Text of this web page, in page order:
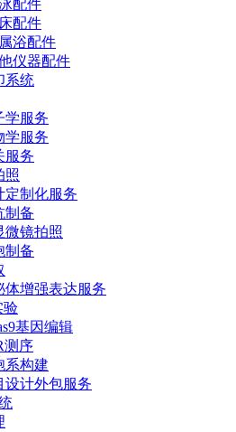
配件
配件
浴配件
仪器配件
系统
学服务
学服务
服务
照
定制化服务
制备
微镜拍照
制备
体增强表达服务
验
基因编辑
测序
系构建
设计外包服务